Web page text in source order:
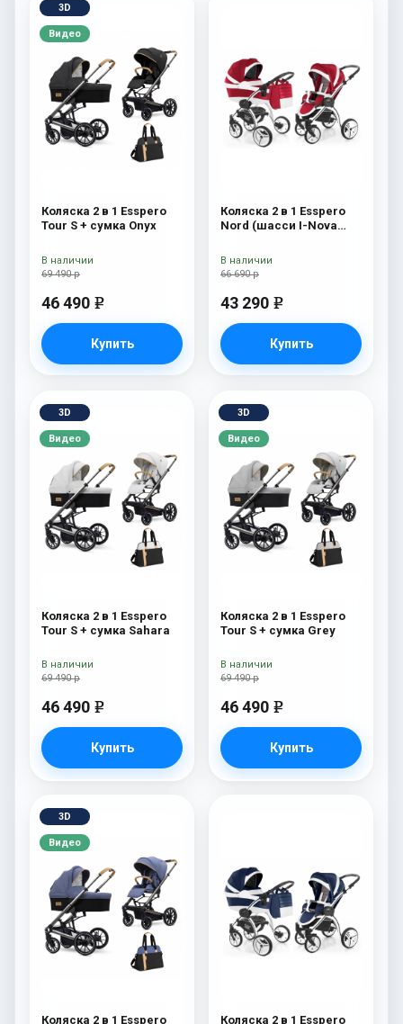
3D
Видео
Коляска 2 в 1 Esspero
Tour S + сумка Onyx
69 490 р
46 490 e
Купить
В наличии
Коляска 2 в 1 Esspero
Nord (шасси I-Nova
66 690 р
43 290 e
Купить
В наличии
3D
Видео
Коляска 2 в 1 Esspero
Tour S + сумка Sahara
69 490 р
46 490 e
Купить
В наличии
3D
Видео
Коляска 2 в 1 Esspero
Tour S + сумка Grey
69 490 р
46 490 e
Купить
В наличии
3D
Видео
Коляска 2 в 1 Esspero Коляска 2 в 1 Esspero